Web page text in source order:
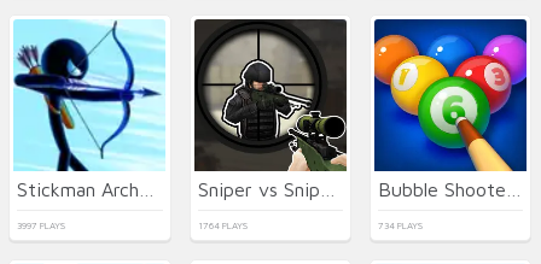
3997 PLAYS 1764 PLAYS 734 PLAYS